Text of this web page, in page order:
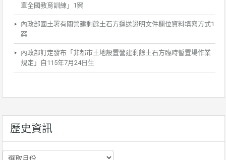
單全國教育訓練」1案
內政部國土署有關營建剩餘土石方運送證明文件欄位資料填寫方式1
案
內政部訂定發布「非都市土地設置營建剩餘土石方臨時暫置場作業
規定」自115年7月24日生
歷史資訊
歷